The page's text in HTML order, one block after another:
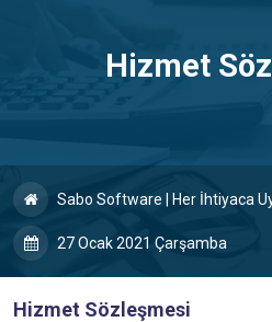
Hizmet
Sabo Software | Her İhtiyaca
27 Ocak 2021 Çarşamba
Hizmet Sözleşmesi